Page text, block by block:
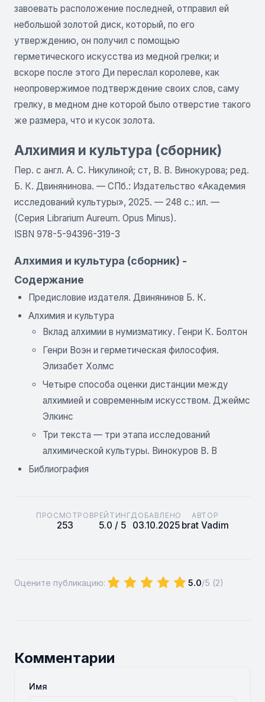
завоевать расположение последней, отправил ей
небольшой золотой диск, который, по его
утверждению, он получил с помощью
герметического искусства из медной грелки; и
вскоре после этого Ди переслал королеве, как
неопровержимое подтверждение своих слов, саму
грелку, в медном дне которой было отверстие такого
же размера, что и кусок золота.
Алхимия и культура (сборник)
Пер. с англ. А. С. Никулиной; ст, В. В. Винокурова; ред.
Б. К. Двинянинова. — СПб.: Издательство «Академия
исследований культуры», 2025. — 248 с.: ил. —
(Серия Librarium Aureum. Opus Minus).
ISBN 978-5-94396-319-3
Алхимия и культура (сборник) -
Содержание
Предисловие издателя. Двинянинов Б. К.
Алхимия и культура
Вклад алхимии в нумизматику. Генри К. Болтон
Генри Воэн и герметическая философия.
Элизабет Холмс
Четыре способа оценки дистанции между
алхимией и современным искусством. Джеймс
Элкинс
Три текста — три этапа исследований
алхимической культуры. Винокуров В. В
Библиография
ПРОСМОТРОВ
253
РЕЙТИНГ
5.0 / 5
ДОБАВЛЕНО
03.10.2025
АВТОР
brat Vadim
Оцените публикацию: 5.0/5 (2)
Комментарии
Имя